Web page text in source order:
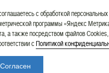
с обработкой персональных
программы «Яндекс
а также посредством файлов
сПолитикой
Согласен